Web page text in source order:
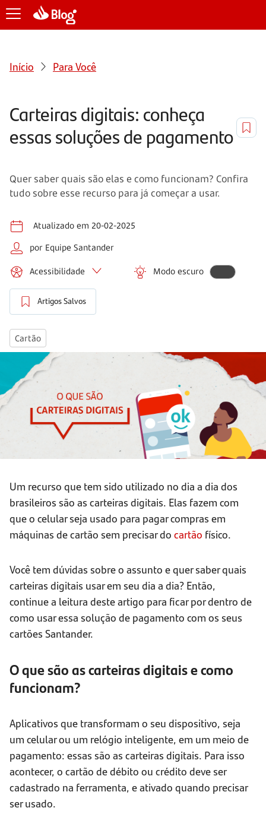
Início Para Você
Carteiras digitais: conheça
essas soluções de pagamento
Quer saber quais são elas e como funcionam? Confira
tudo sobre esse recurso para já começar a usar.
Atualizado em 20-02-2025
por Equipe Santander
Acessibilidade Modo escuro
Artigos Salvos
Cartão
Um recurso que tem sido utilizado no dia a dia dos
brasileiros são as carteiras digitais. Elas fazem com
que o celular seja usado para pagar compras em
máquinas de cartão sem precisar do cartão físico.
Você tem dúvidas sobre o assunto e quer saber quais
carteiras digitais usar em seu dia a dia? Então,
continue a leitura deste artigo para ficar por dentro de
como usar essa solução de pagamento com os seus
cartões Santander.
O que são as carteiras digitais e como
funcionam?
Aplicativos que transformam o seu dispositivo, seja
um celular ou um relógio inteligente, em um meio de
pagamento: essas são as carteiras digitais. Para isso
acontecer, o cartão de débito ou crédito deve ser
cadastrado na ferramenta, e ativado quando precisar
ser usado.